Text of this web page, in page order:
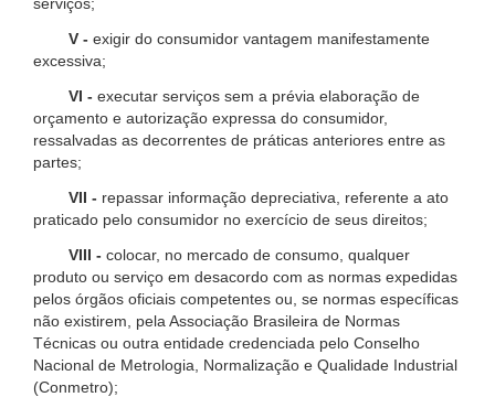
V - exigir do consumidor vantagem manifestamente
excessiva;
VI - executar serviços sem a prévia elaboração de
orçamento e autorização expressa do consumidor,
ressalvadas as decorrentes de práticas anteriores entre as
partes;
VII - repassar informação depreciativa, referente a ato
praticado pelo consumidor no exercício de seus direitos;
VIII - colocar, no mercado de consumo, qualquer
produto ou serviço em desacordo com as normas expedidas
pelos órgãos oficiais competentes ou, se normas específicas
não existirem, pela Associação Brasileira de Normas
Técnicas ou outra entidade credenciada pelo Conselho
Nacional de Metrologia, Normalização e Qualidade Industrial
(Conmetro);